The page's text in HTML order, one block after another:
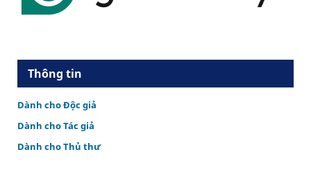
Thông tin
Dành cho Độc giả
Dành cho Tác giả
Dành cho Thủ thư